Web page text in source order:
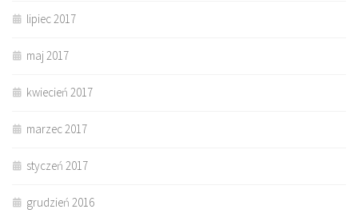
lipiec 2017
maj 2017
kwiecień 2017
marzec 2017
styczeń 2017
grudzień 2016